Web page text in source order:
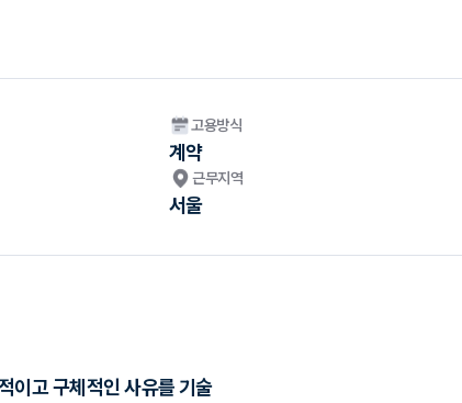
고용방식
계약
근무지역
서울
이고 구체적인 사유를 기술